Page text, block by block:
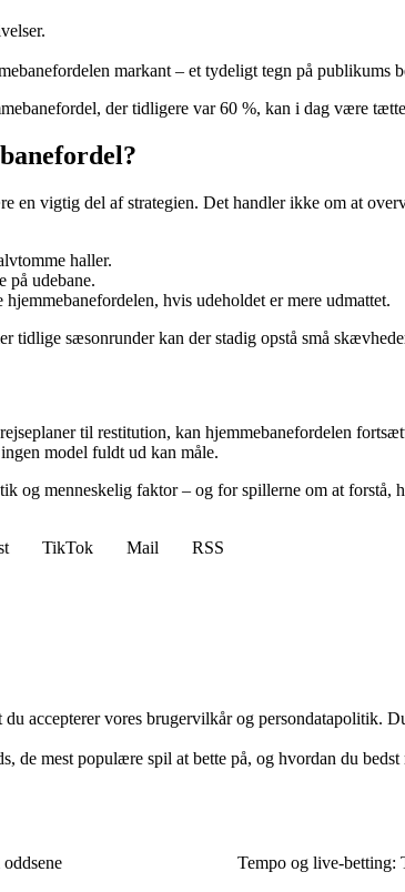
markant – et tydeligt tegn på publikums
der tidligere var 60 %, kan i dag være
en vigtig del af strategien. Det handler ikke om at
haller.
på udebane.
hvis udeholdet er mere udmattet.
tidlige sæsonrunder kan der stadig opstå små
til restitution, kan hjemmebanefordelen
model fuldt ud kan måle.
og menneskelig faktor – og for spillerne om at forstå,
TikTok Mail
RSS
accepterer vores brugervilkår og persondatapolitik.
mest populære spil at bette på, og hvordan du
Tempo og live-betting: